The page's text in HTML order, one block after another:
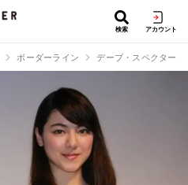
検索 アカウント
ボーダーライン デーブ・スペクター